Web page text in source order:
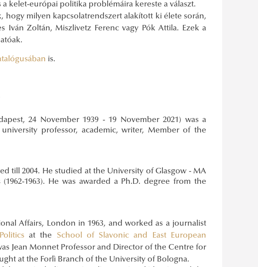
kelet-európai politika problémáira kereste a választ.
hogy milyen kapcsolatrendszert alakított ki élete során,
Iván Zoltán, Miszlivetz Ferenc vagy Pók Attila. Ezek a
is.
24 November 1939 - 19 November 2021) was a
professor, academic, writer, Member of the
till 2004. He studied at the University of Glasgow - MA
1963). He was awarded a Ph.D. degree from the
Affairs, London in 1963, and worked as a journalist
Politicsat the School of Slavonic and East European
Jean Monnet Professor and Director of the Centre for
at the Forlì Branch of the University of Bologna.